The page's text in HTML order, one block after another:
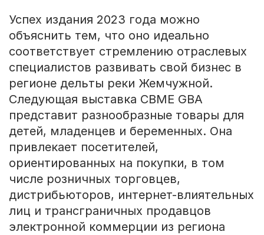
Успех издания 2023 года можно
объяснить тем, что оно идеально
соответствует стремлению отраслевых
специалистов развивать свой бизнес в
регионе дельты реки Жемчужной.
Следующая выставка CBME GBA
представит разнообразные товары для
детей, младенцев и беременных. Она
привлекает посетителей,
ориентированных на покупки, в том
числе розничных торговцев,
дистрибьюторов, интернет-влиятельных
лиц и трансграничных продавцов
электронной коммерции из региона